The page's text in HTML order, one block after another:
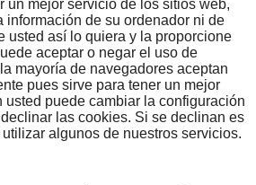
un mejor servicio de los sitios web,
información de su ordenador ni de
usted así lo quiera y la proporcione
aceptar o negar el uso de
mayoría de navegadores aceptan
pues sirve para tener un mejor
usted puede cambiar la configuración
las cookies. Si se declinan es
algunos de nuestros servicios.